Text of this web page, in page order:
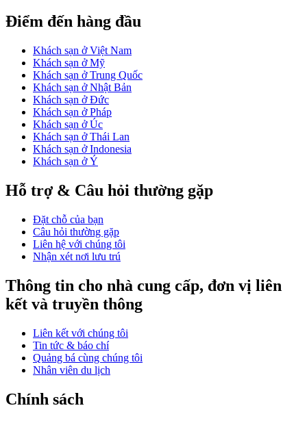
Điểm đến hàng đầu
Khách sạn ở Việt Nam
Khách sạn ở Mỹ
Khách sạn ở Trung Quốc
Khách sạn ở Nhật Bản
Khách sạn ở Đức
Khách sạn ở Pháp
Khách sạn ở Úc
Khách sạn ở Thái Lan
Khách sạn ở Indonesia
Khách sạn ở Ý
Hỗ trợ & Câu hỏi thường gặp
Đặt chỗ của bạn
Câu hỏi thường gặp
Liên hệ với chúng tôi
Nhận xét nơi lưu trú
Thông tin cho nhà cung cấp, đơn vị liên
kết và truyền thông
Liên kết với chúng tôi
Tin tức & báo chí
Quảng bá cùng chúng tôi
Nhân viên du lịch
Chính sách